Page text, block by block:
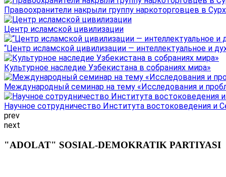
Правоохранители накрыли группу наркоторговцев в
Центр исламской цивилизации
“Центр исламской цивилизации — интеллектуальное и
Культурное наследие Узбекистана в собраниях мира»
Международный семинар на тему «Исследования и
Научное сотрудничество Института востоковедения и
prev
next
"ADOLAT" SOSIAL-DEMOKRATIK PARTIYASI